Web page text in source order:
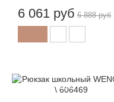
6 061 руб 6 888 руб
-12%